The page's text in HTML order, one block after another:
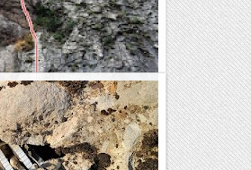
Paret d'Escales.
plaquera on sempre hi ha
mai et deixa tirat!.
i amb algun tram de...